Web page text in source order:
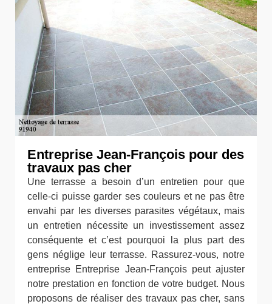
Entreprise Jean-François pour des
travaux pas cher
Une terrasse a besoin d’un entretien pour que
celle-ci puisse garder ses couleurs et ne pas être
envahi par les diverses parasites végétaux, mais
un entretien nécessite un investissement assez
conséquente et c’est pourquoi la plus part des
gens néglige leur terrasse. Rassurez-vous, notre
entreprise Entreprise Jean-François peut ajuster
notre prestation en fonction de votre budget. Nous
proposons de réaliser des travaux pas cher, sans